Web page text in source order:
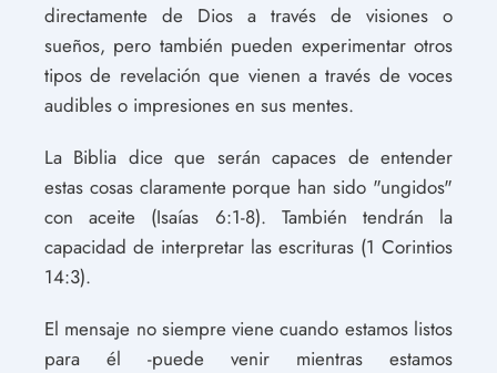
directamente de Dios a través de visiones o
sueños, pero también pueden experimentar otros
tipos de revelación que vienen a través de voces
audibles o impresiones en sus mentes.
La Biblia dice que serán capaces de entender
estas cosas claramente porque han sido "ungidos"
con aceite (Isaías 6:1-8). También tendrán la
capacidad de interpretar las escrituras (1 Corintios
14:3).
El mensaje no siempre viene cuando estamos listos
para él -puede venir mientras estamos